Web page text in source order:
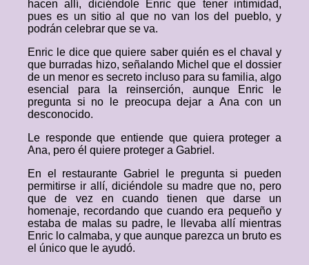
hacen allí, diciéndole Enric que tener intimidad,
pues es un sitio al que no van los del pueblo, y
podrán celebrar que se va.
Enric le dice que quiere saber quién es el chaval y
que burradas hizo, señalando Michel que el dossier
de un menor es secreto incluso para su familia, algo
esencial para la reinserción, aunque Enric le
pregunta si no le preocupa dejar a Ana con un
desconocido.
Le responde que entiende que quiera proteger a
Ana, pero él quiere proteger a Gabriel.
En el restaurante Gabriel le pregunta si pueden
permitirse ir allí, diciéndole su madre que no, pero
que de vez en cuando tienen que darse un
homenaje, recordando que cuando era pequeño y
estaba de malas su padre, le llevaba allí mientras
Enric lo calmaba, y que aunque parezca un bruto es
el único que le ayudó.